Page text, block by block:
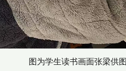
图为学生读书画面张梁供图